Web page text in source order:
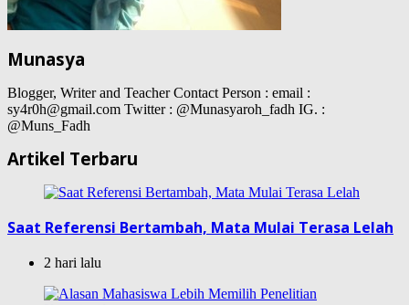
Munasya
Blogger, Writer and Teacher Contact Person : email :
sy4r0h@gmail.com Twitter : @Munasyaroh_fadh IG. :
@Muns_Fadh
Artikel Terbaru
Saat Referensi Bertambah, Mata Mulai Terasa Lelah
2 hari lalu